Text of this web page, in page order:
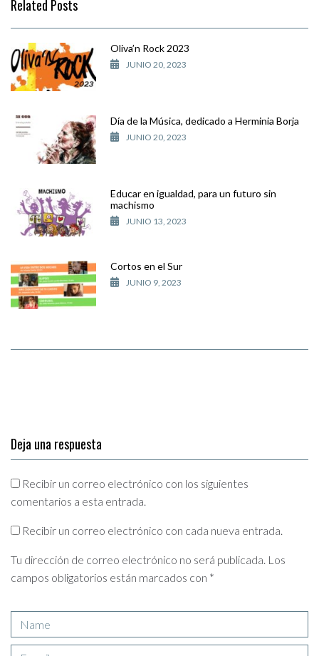
Related Posts
Oliva’n Rock 2023
JUNIO 20, 2023
Día de la Música, dedicado a Herminia Borja
JUNIO 20, 2023
Educar en igualdad, para un futuro sin
machismo
JUNIO 13, 2023
Cortos en el Sur
JUNIO 9, 2023
Deja una respuesta
Tu dirección de correo electrónico no será publicada. Los
campos obligatorios están marcados con *
Recibir un correo electrónico con los siguientes
comentarios a esta entrada.
Recibir un correo electrónico con cada nueva entrada.